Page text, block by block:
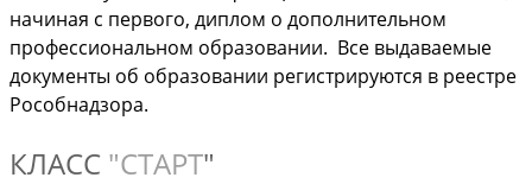
начиная с первого, диплом о дополнительном
профессиональном образовании. Все выдаваемые
документы об образовании регистрируются в реестре
Рособнадзора.
КЛАСС "СТАРТ"